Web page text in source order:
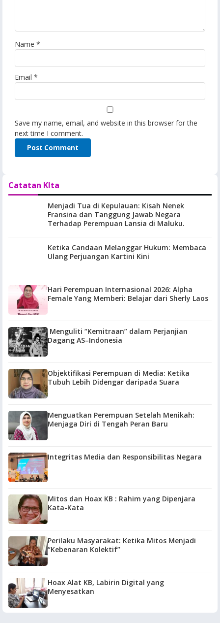
Name *
Email *
Save my name, email, and website in this browser for the
next time I comment.
Catatan KIta
Menjadi Tua di Kepulauan: Kisah Nenek
Fransina dan Tanggung Jawab Negara
Terhadap Perempuan Lansia di Maluku.
Ketika Candaan Melanggar Hukum: Membaca
Ulang Perjuangan Kartini Kini
Hari Perempuan Internasional 2026: Alpha
Female Yang Memberi: Belajar dari Sherly Laos
Menguliti “Kemitraan” dalam Perjanjian
Dagang AS–Indonesia
Objektifikasi Perempuan di Media: Ketika
Tubuh Lebih Didengar daripada Suara
Menguatkan Perempuan Setelah Menikah:
Menjaga Diri di Tengah Peran Baru
Integritas Media dan Responsibilitas Negara
Mitos dan Hoax KB : Rahim yang Dipenjara
Kata-Kata
Perilaku Masyarakat: Ketika Mitos Menjadi
“Kebenaran Kolektif”
Hoax Alat KB, Labirin Digital yang
Menyesatkan